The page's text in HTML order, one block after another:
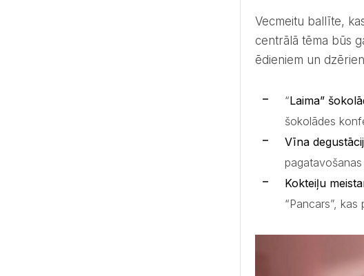
Vecmeitu ballīte, kas paredzēta gurmanei, apvienos jautrību ar gardām baudām. Šādā vecmeitu ballītē
centrālā tēma būs
ēdieniem un
“Laima”
šokolādes
Vīna
Kokteiļu
“Pancars”,